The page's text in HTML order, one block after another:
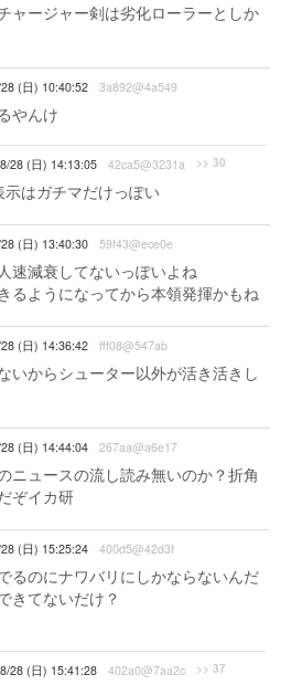
ャージャー剣は劣化ローラーとしか
(日) 10:40:52 3a892@4a549
やんけ
28 (日) 14:13:05 42ca5@3231a >> 30
示はガチマだけっぽい
(日) 13:40:30 59f43@ece0e
速減衰してないっぽいよね
るようになってから本領発揮かもね
(日) 14:36:42 fff08@547ab
いからシューター以外が活き活きし
(日) 14:44:04 267aa@a6e17
ニュースの流し読み無いのか？折角
ぞイカ研
(日) 15:25:24 400d5@42d3f
るのにナワバリにしかならないんだ
きてないだけ？
28 (日) 15:41:28 402a0@7aa2c >> 37